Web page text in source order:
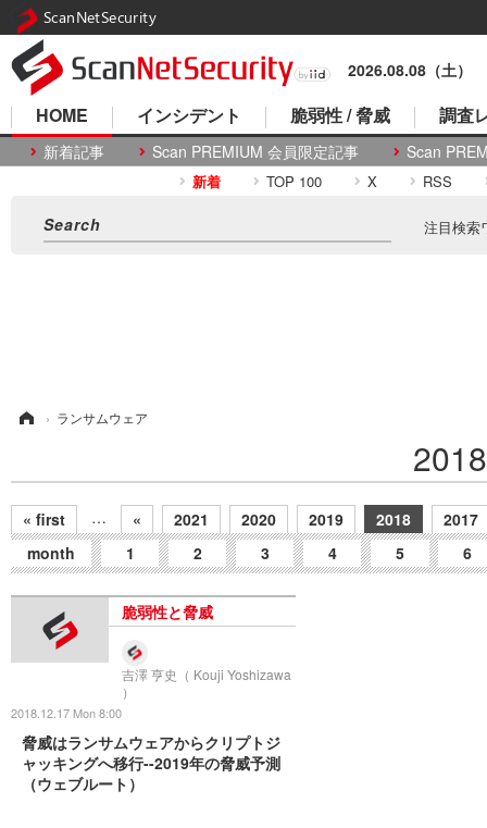
2026.08.08（土）
HOME
新着記事 Scan PREMIUM 会員限定記事 Scan
インシデント 脆弱性 / 脅威 調査
新着 TOP 100 X RSS
注目検索
› ランサムウェア
« first … « 2021 2020 2019 2018
2017
month
1 2 3 4 5 6
脆弱性と脅威
吉澤 亨史（ Kouji Yoshizawa
）
2018.12.17 Mon 8:00
脅威はランサムウェアからクリプトジ
ャッキングへ移行--2019年の脅威予測
（ウェブルート）
ScanNetSecurity